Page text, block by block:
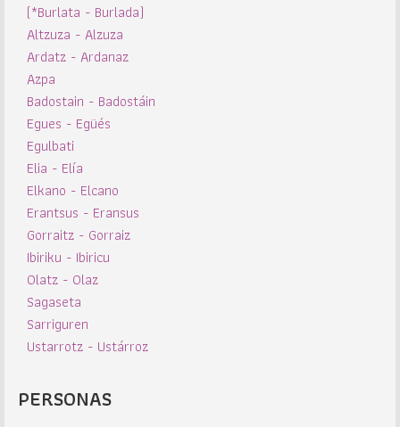
(*Burlata - Burlada)
Altzuza - Alzuza
Ardatz - Ardanaz
Azpa
Badostain - Badostáin
Egues - Egüés
Egulbati
Elia - Elía
Elkano - Elcano
Erantsus - Eransus
Gorraitz - Gorraiz
Ibiriku - Ibiricu
Olatz - Olaz
Sagaseta
Sarriguren
Ustarrotz - Ustárroz
PERSONAS